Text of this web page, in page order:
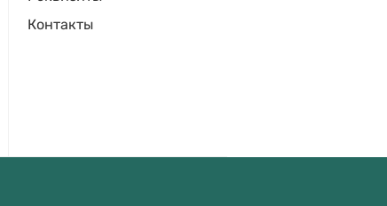
Контакты